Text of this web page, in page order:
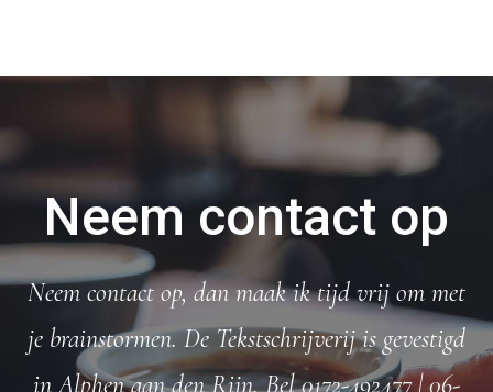
Neem contact op
Neem contact op, dan maak ik tijd vrij om met
je brainstormen. De Tekstschrijverij is gevestigd
in Alphen aan den Rijn. Bel 0172-492477 | 06-